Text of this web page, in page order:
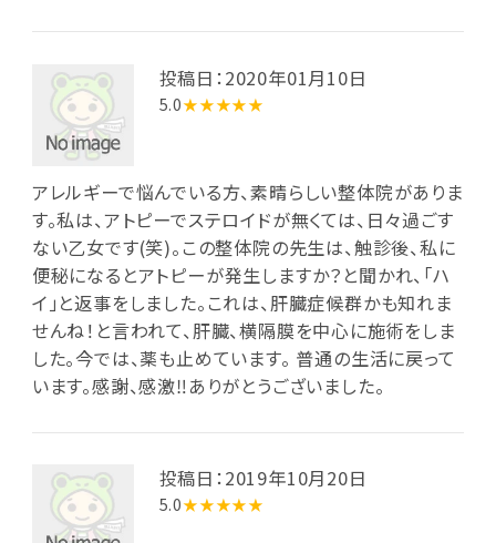
投稿日：2020年01月10日
5.0★★★★★
アレルギーで悩んでいる方、素晴らしい整体院がありま
す。私は、アトピーでステロイドが無くては、日々過ごす
ない乙女です(笑)。この整体院の先生は、触診後、私に
便秘になるとアトピーが発生しますか？と聞かれ、「ハ
イ」と返事をしました。これは、肝臓症候群かも知れま
せんね！と言われて、肝臓、横隔膜を中心に施術をしま
した。今では、薬も止めています。 普通の生活に戻って
います。感謝、感激‼ありがとうございました。
投稿日：2019年10月20日
5.0★★★★★